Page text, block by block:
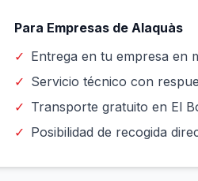
Para Empresas de Alaquàs
✓ Entrega en tu empresa en
✓ Servicio técnico con
✓ Transporte gratuito en El
✓ Posibilidad de recogida